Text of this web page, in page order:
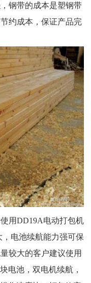
钢带的成本是塑钢带
约成本，保证产品完
用DD19A电动打包机
电池续航能力强可保
较大的客户建议使用
电池，双电机续航，